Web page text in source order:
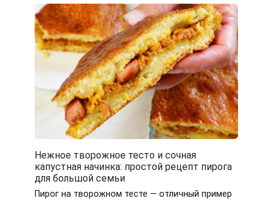
Нежное творожное тесто и сочная
капустная начинка: простой рецепт пирога
для большой семьи
Пирог на творожном тесте — отличный пример